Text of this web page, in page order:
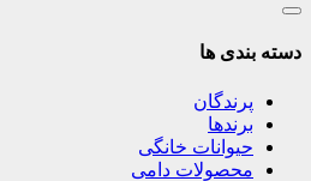
دسته بندی ها
پرندگان
برندها
حیوانات خانگی
محصولات دامی